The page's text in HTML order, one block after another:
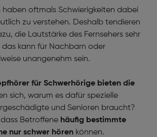
haben oftmals Schwierigkeiten dabei
zu verstehen. Deshalb tendieren
die Lautstärke des Fernsehers sehr
das kann für Nachbarn oder
unangenehm sein.
für Schwerhörige bieten die
sich, warum es dafür spezielle
und Senioren braucht?
Betroffene häufig bestimmte
nur schwer hörenkönnen.